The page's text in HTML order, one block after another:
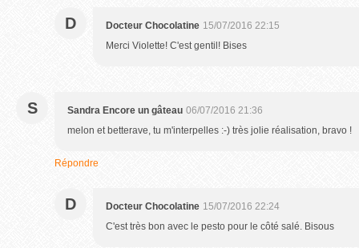
D Docteur Chocolatine 15/07/2016 22:15
Merci Violette! C'est gentil! Bises
S Sandra Encore un gâteau 06/07/2016 21:36
melon et betterave, tu m'interpelles :-) très jolie réalisation, bravo !
Répondre
D Docteur Chocolatine 15/07/2016 22:24
C'est très bon avec le pesto pour le côté salé. Bisous